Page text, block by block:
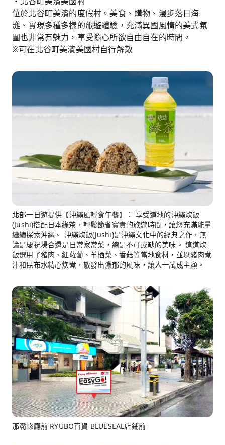
位於北谷町美濱的度假村。美食、購物、漫步落日海
灘、實現多種多樣的旅遊體驗，充滿異國風情的美式氛
圍也非常有魅力，享受隨心所欲自由自在的時間。
※可在北谷町美濱美國村自行解散
北部一日遊提供【沖繩風輕食午餐】： 享受道地的沖繩炊飯
(Jushi)搭配日本綠茶，輕鬆節省寶貴的旅遊時間，讓您充滿能量
繼續探索沖繩。 沖繩炊飯(Jushi)是沖繩文化中的經典之作，無
論是慶祝場合還是日常家常菜，總是不可或缺的美味。 這道炊
飯選用了豬肉、紅蘿蔔、羊栖菜、香菇等當地食材，並以豬肉煮
汁和昆布水精心炊煮，散發出濃郁的風味，讓人一試成主顧。
那霸縣廳前 RYUBO百貨 BLUESEAL店鋪前